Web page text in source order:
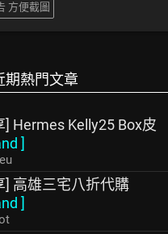
方便截圖
期熱門文章
] Hermes Kelly25 Box皮
]
] 高雄三宅八折代購
]